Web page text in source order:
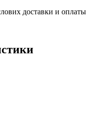
доставки и оплаты